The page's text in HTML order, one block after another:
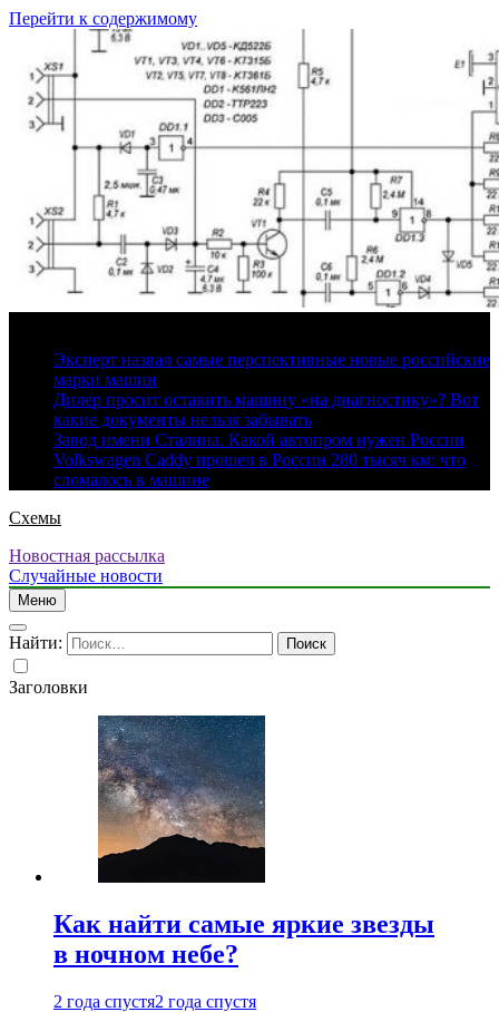
Перейти к содержимому
Эксперт назвал самые перспективные новые российские
марки машин
Дилер просит оставить машину «на диагностику»? Вот
какие документы нельзя забывать
Завод имени Сталина. Какой автопром нужен России
Volkswagen Caddy прошел в России 280 тысяч км: что
сломалось в машине
Схемы
Новостная рассылка
Случайные новости
Меню
Найти:
Заголовки
Как найти самые яркие звезды
в ночном небе?
2 года спустя2 года спустя